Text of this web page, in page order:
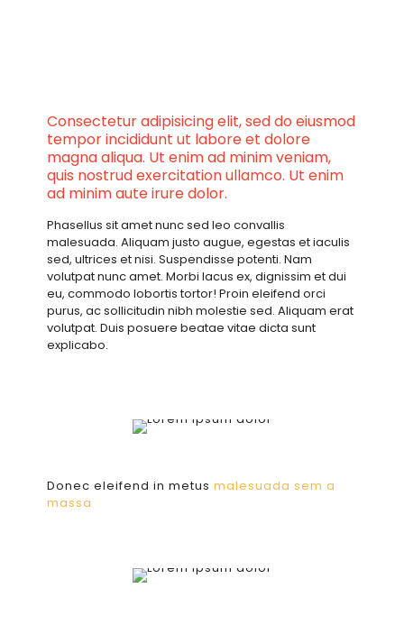
Consectetur adipisicing elit, sed do eiusmod
tempor incididunt ut labore et dolore
magna aliqua. Ut enim ad minim veniam,
quis nostrud exercitation ullamco. Ut enim
ad minim aute irure dolor.
Phasellus sit amet nunc sed leo convallis
malesuada. Aliquam justo augue, egestas et iaculis
sed, ultrices et nisi. Suspendisse potenti. Nam
volutpat nunc amet. Morbi lacus ex, dignissim et dui
eu, commodo lobortis tortor! Proin eleifend orci
purus, ac sollicitudin nibh molestie sed. Aliquam erat
volutpat. Duis posuere beatae vitae dicta sunt
explicabo.
Donec eleifend in metusmalesuada sem a
massa